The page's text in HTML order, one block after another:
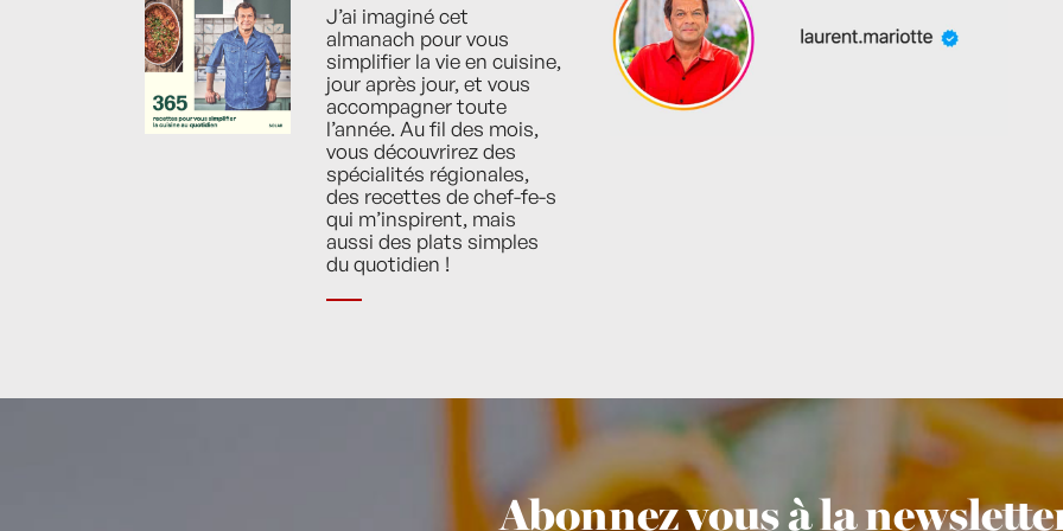
J’ai imaginé cet
almanach pour vous
simplifier la vie en cuisine,
jour après jour, et vous
accompagner toute
l’année. Au fil des mois,
vous découvrirez des
spécialités régionales,
des recettes de chef-fe-s
qui m’inspirent, mais
aussi des plats simples
du quotidien !
Abonnez vous à la